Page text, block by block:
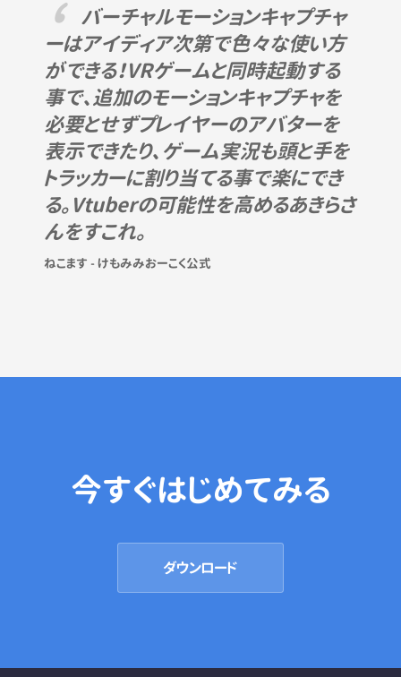
バーチャルモーションキャプチャ
ーはアイディア次第で色々な使い方
ができる！VRゲームと同時起動する
事で、追加のモーションキャプチャを
必要とせずプレイヤーのアバターを
表示できたり、ゲーム実況も頭と手を
トラッカーに割り当てる事で楽にでき
る。Vtuberの可能性を高めるあきらさ
んをすこれ。
ねこます - けもみみおーこく公式
今すぐはじめてみる
ダウンロード